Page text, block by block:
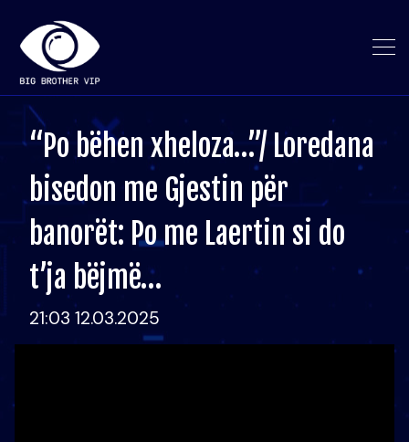
“Po bëhen xheloza…”/ Loredana
bisedon me Gjestin për
banorët: Po me Laertin si do
t’ja bëjmë…
21:03 12.03.2025